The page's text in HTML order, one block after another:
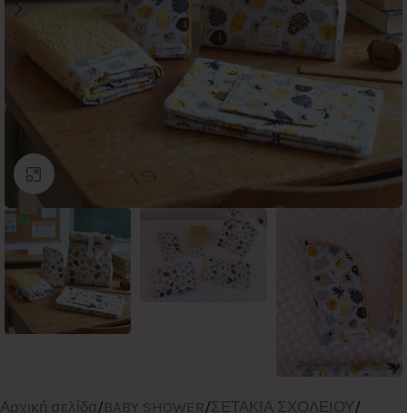
Click to enlarge
Αρχική σελίδα/BABY SHOWER/ΣΕΤΑΚΙΑ ΣΧΟΛΕΙΟΥ/